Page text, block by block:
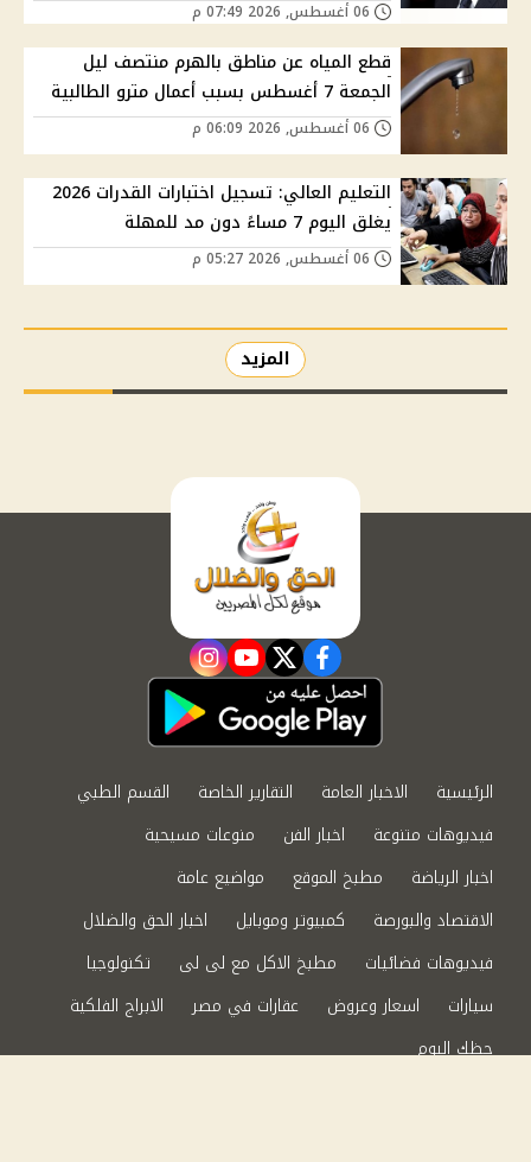
قطع المياه عن مناطق بالهرم منتصف ليل
الجمعة 7 أغسطس بسبب أعمال مترو الطالبية
التعليم العالي: تسجيل اختبارات القدرات 2026
يغلق اليوم 7 مساءً دون مد للمهلة
المزيد
facebook
twitter
youtube
instagram
الرئيسية الاخبار العامة التقارير الخاصة
القسم الطبي
فيديوهات متنوعة
اخبار الفن
منوعات مسيحية
اخبار الرياضة
مطبخ الموقع
مواضيع عامة
الاقتصاد والبورصة
كمبيوتر وموبايل
اخبار الحق والضلال
فيديوهات فضائيات
مطبخ الاكل مع لى لى
تكنولوجيا
سيارات
اسعار وعروض عقارات في مصر
الابراج الفلكية
حظك اليوم